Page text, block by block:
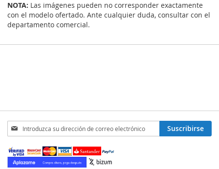
NOTA: Las imágenes pueden no corresponder exactamente
con el modelo ofertado. Ante cualquier duda, consultar con el
departamento comercial.
Inscríbase
a
nuestro
boletín
de
Suscribirse